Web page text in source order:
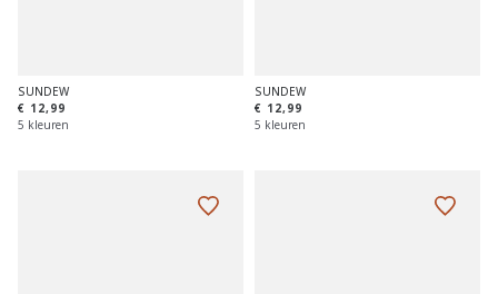
SUNDEW
€ 12,99
5 kleuren
SUNDEW
€ 12,99
5 kleuren